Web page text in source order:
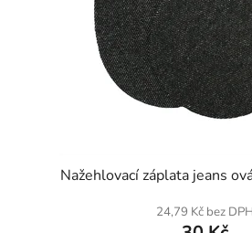
Nažehlovací záplata jeans
24,79 Kč bez DPH